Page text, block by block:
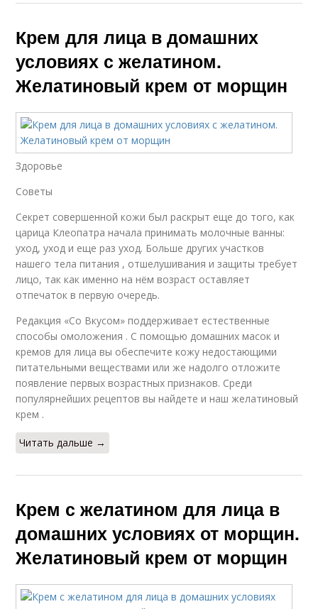
Крем для лица в домашних
условиях с желатином.
Желатиновый крем от морщин
Здоровье
Советы
Секрет совершенной кожи был раскрыт еще до того, как
царица Клеопатра начала принимать молочные ванны:
уход, уход и еще раз уход. Больше других участков
нашего тела питания , отшелушивания и защиты требует
лицо, так как именно на нём возраст оставляет
отпечаток в первую очередь.
Редакция «Со Вкусом» поддерживает естественные
способы омоложения . С помощью домашних масок и
кремов для лица вы обеспечите кожу недостающими
питательными веществами или же надолго отложите
появление первых возрастных признаков. Среди
популярнейших рецептов вы найдете и наш желатиновый
крем .
Читать дальше →
Крем с желатином для лица в
домашних условиях от морщин.
Желатиновый крем от морщин